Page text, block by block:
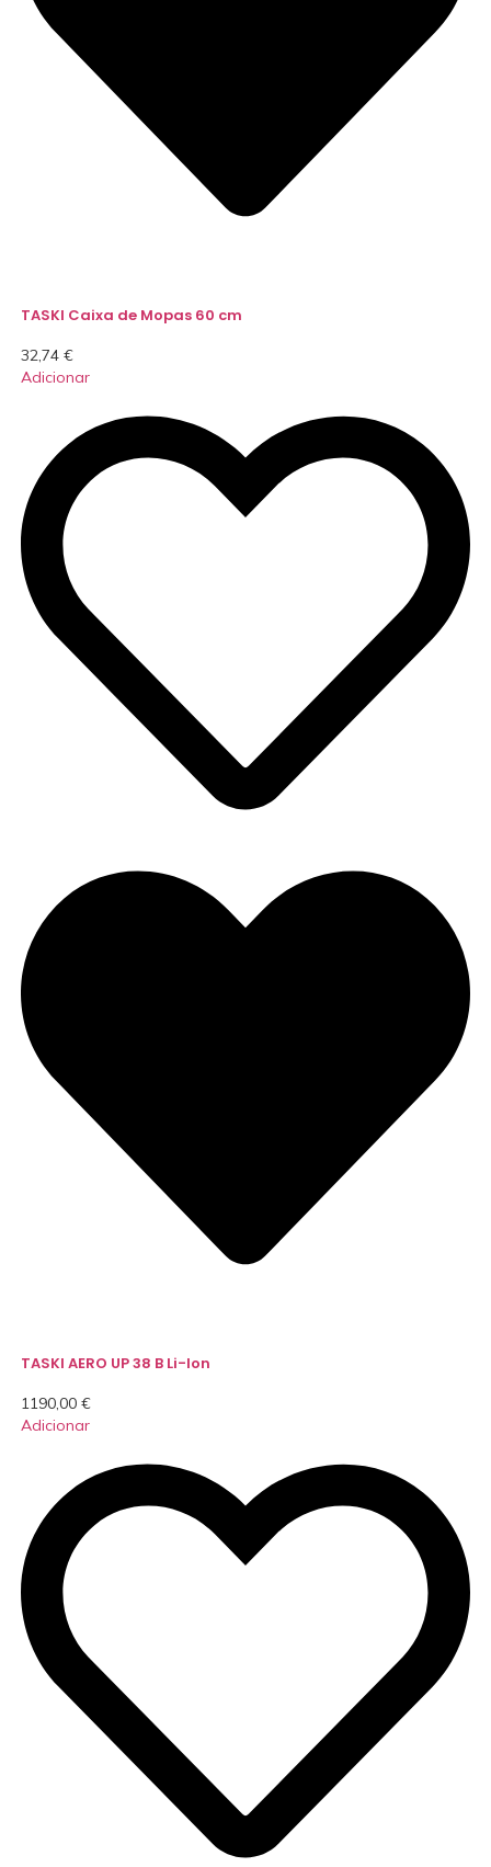
TASKI Caixa de Mopas 60 cm
32,74 €
Adicionar
TASKI AERO UP 38 B Li-Ion
1190,00 €
Adicionar